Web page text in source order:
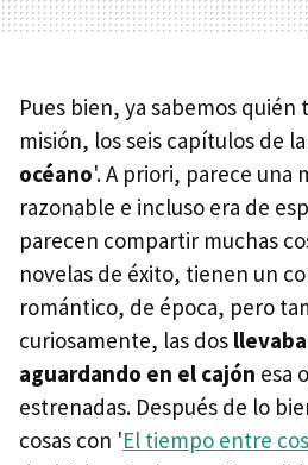
Pues bien, ya sabemos
misión, los seis capítulos de
océano'. A priori, parece una
razonable e incluso era de
parecen compartir muchas
novelas de éxito, tienen un
romántico, de época, pero
curiosamente, las dos
aguardando en el cajón esa
estrenadas. Después de lo
cosas con 'El tiempo entre